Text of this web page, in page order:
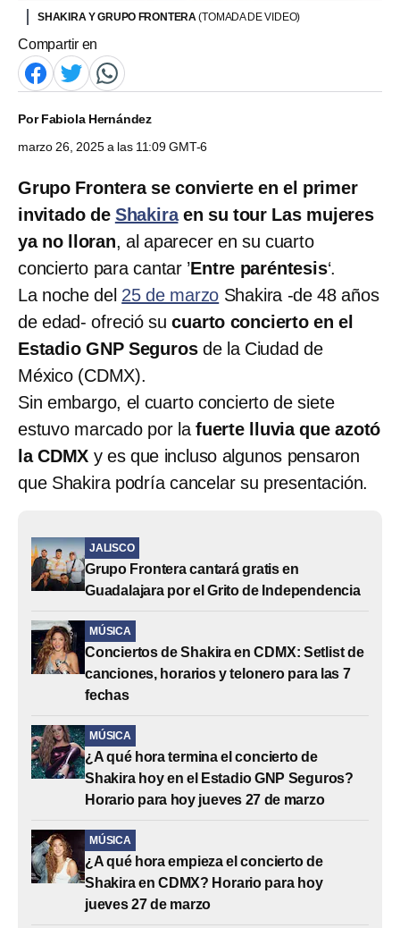
SHAKIRA Y GRUPO FRONTERA(TOMADA DE VIDEO)
Compartir en
PorFabiola Hernández
marzo 26, 2025 a las 11:09 GMT-6
Grupo Frontera se convierte en el primer
invitado de Shakiraen su tour Las mujeres
ya no lloran, al aparecer en su cuarto
concierto para cantar ’Entre paréntesis‘.
La noche del 25 de marzo Shakira -de 48 años
de edad- ofreció sucuarto concierto en el
Estadio GNP Segurosde la Ciudad de
México (CDMX).
Sin embargo, el cuarto concierto de siete
estuvo marcado por lafuerte lluvia que azotó
la CDMX y es que incluso algunos pensaron
que Shakira podría cancelar su presentación.
JALISCO
Grupo Frontera cantará gratis en
Guadalajara por el Grito de Independencia
MÚSICA
Conciertos de Shakira en CDMX: Setlist de
canciones, horarios y telonero para las 7
fechas
MÚSICA
¿A qué hora termina el concierto de
Shakira hoy en el Estadio GNP Seguros?
Horario para hoy jueves 27 de marzo
MÚSICA
¿A qué hora empieza el concierto de
Shakira en CDMX? Horario para hoy
jueves 27 de marzo